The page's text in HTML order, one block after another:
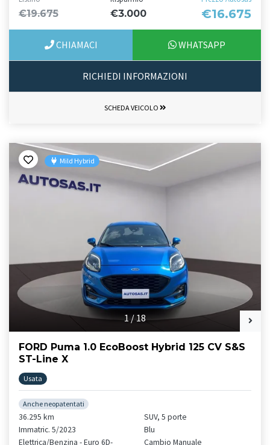
€19.675 €3.000 €16.675
CHIAMACI WHATSAPP
RICHIEDI INFORMAZIONI
SCHEDA VEICOLO
1/18
Mild Hybrid
FORD Puma 1.0 EcoBoost Hybrid 125 CV S&S
ST-Line X
Usata
Anche neopatentati
36.295 km
Immatric. 5/2023
Elettrica/Benzina - Euro 6D-
SUV, 5 porte
Blu
Cambio Manuale